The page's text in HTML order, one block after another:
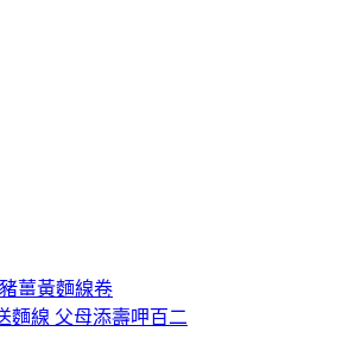
薑黃麵線卷
線 父母添壽呷百二